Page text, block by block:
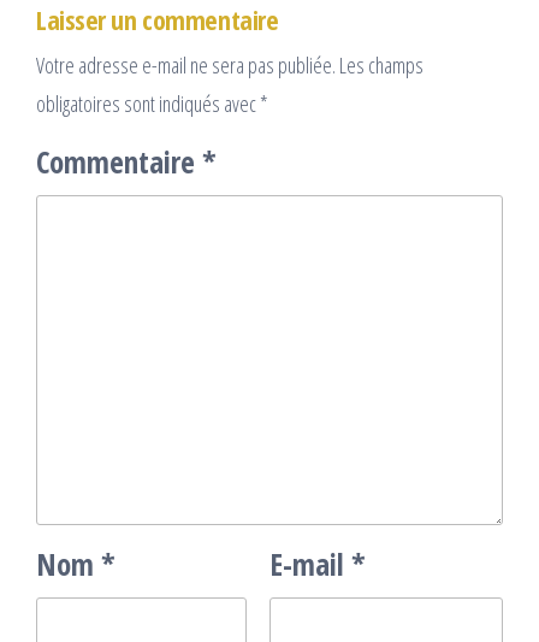
Laisser un commentaire
Votre adresse e-mail ne sera pas publiée. Les champs
obligatoires sont indiqués avec*
Commentaire *
Nom * E-mail *